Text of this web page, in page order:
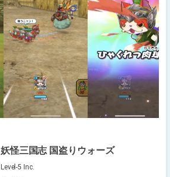
妖怪三国志 国盗りウォーズ
Level-5 Inc.